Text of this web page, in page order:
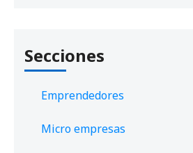
Secciones
Emprendedores
Micro empresas